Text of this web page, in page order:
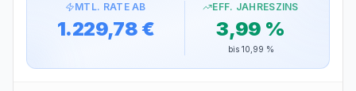
MTL. RATE AB
1.229,78 €
EFF. JAHRESZINS
3,99 %
bis 10,99 %